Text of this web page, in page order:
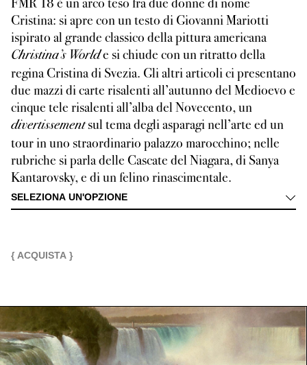
Cristina: si apre con un testo di Giovanni Mariotti
ispirato al grande classico della pittura americana
Christina’s Worlde si chiude con un ritratto della
regina Cristina di Svezia. Gli altri articoli ci presentano
due mazzi di carte risalenti all’autunno del Medioevo e
cinque tele risalenti all’alba del Novecento, un
divertissementsul tema degli asparagi nell’arte ed un
tour in uno straordinario palazzo marocchino; nelle
rubriche si parla delle Cascate del Niagara, di Sanya
Kantarovsky, e di un felino rinascimentale.
SELEZIONA UN'OPZIONE
{ ACQUISTA }